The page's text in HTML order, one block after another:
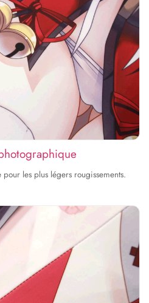
les plus légers rougissements.